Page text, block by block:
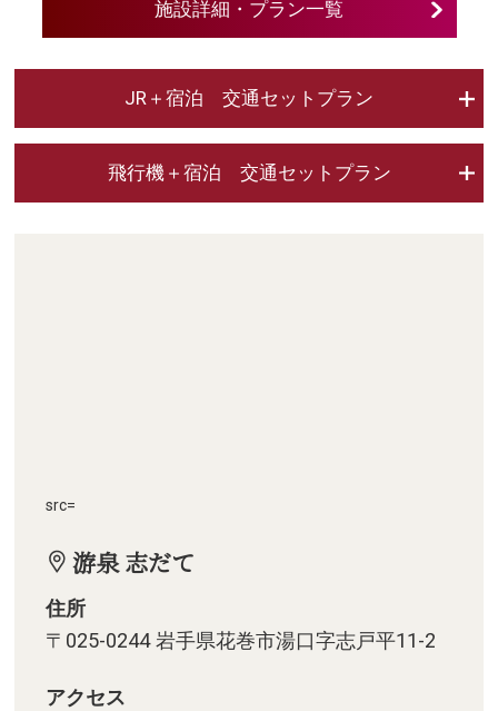
施設詳細・プラン一覧
JR＋宿泊 交通セットプラン
飛行機＋宿泊 交通セットプラン
src=
游泉 志だて
住所
〒025-0244 岩手県花巻市湯口字志戸平11-2
アクセス